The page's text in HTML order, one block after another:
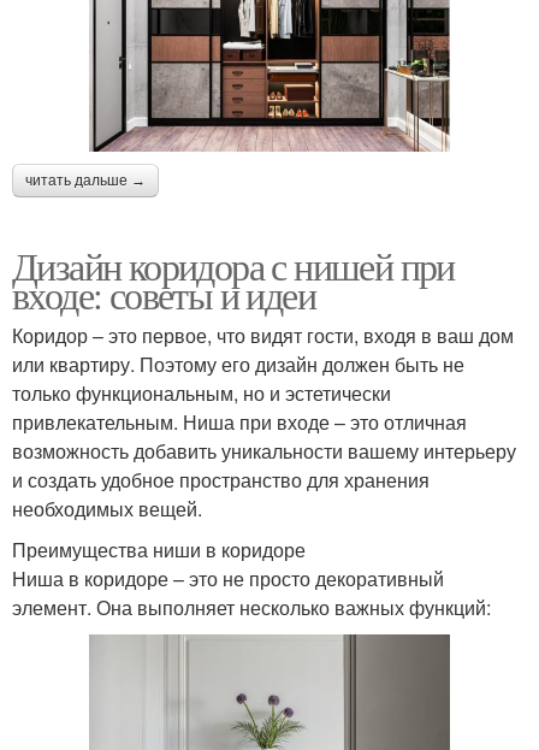
читать дальше →
Дизайн коридора с нишей при
входе: советы и идеи
Коридор – это первое, что видят гости, входя в ваш дом
или квартиру. Поэтому его дизайн должен быть не
только функциональным, но и эстетически
привлекательным. Ниша при входе – это отличная
возможность добавить уникальности вашему интерьеру
и создать удобное пространство для хранения
необходимых вещей.
Преимущества ниши в коридоре
Ниша в коридоре – это не просто декоративный
элемент. Она выполняет несколько важных функций: